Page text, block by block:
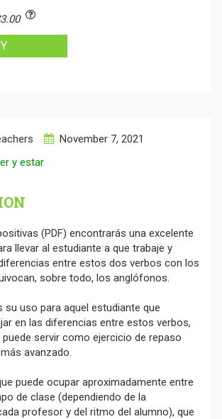
November 7, 2021
y estar
(PDF) encontrarás una excelente
llevar al estudiante a que trabaje y
entre estos dos verbos con los
sobre todo, los anglófonos.
su uso para aquel estudiante que
en las diferencias entre estos verbos,
servir como ejercicio de repaso
avanzado.
puede ocupar aproximadamente entre
de clase (dependiendo de la
profesor y del ritmo del alumno), que